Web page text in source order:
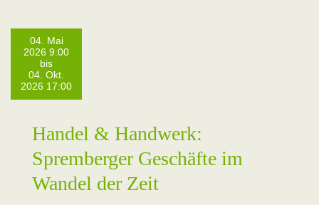
04. Mai
2026 9:00
bis
04. Okt.
2026 17:00
Handel & Handwerk:
Spremberger Geschäfte im
Wandel der Zeit